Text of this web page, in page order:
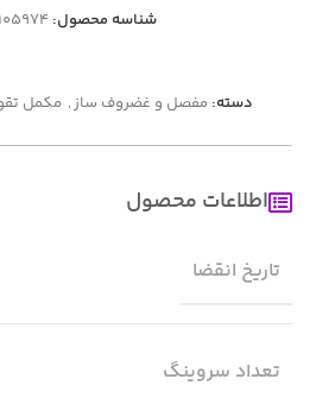
شناسه محصول:
دسته: مفصل و غضروف ساز, مکمل
اطلاعات محصول
تاریخ انقضا
تعداد سروینگ